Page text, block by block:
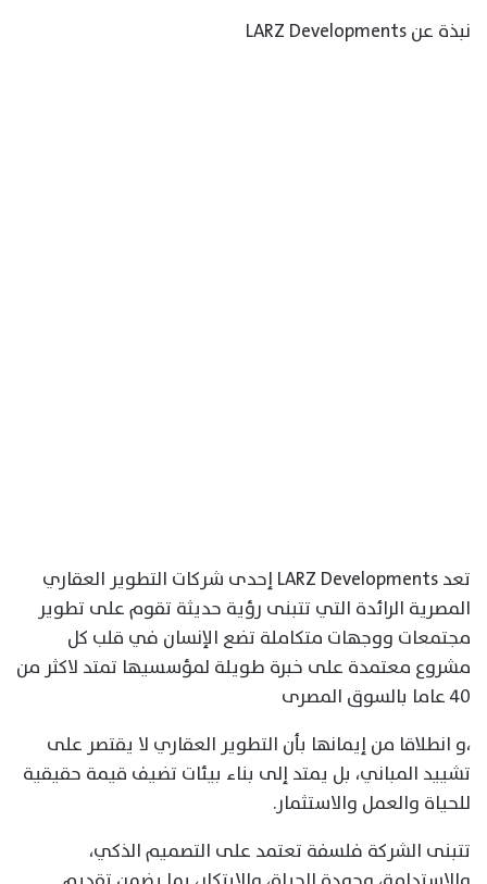
نبذة عن LARZ Developments
تعد LARZ Developments إحدى شركات التطوير العقاري
المصرية الرائدة التي تتبنى رؤية حديثة تقوم على تطوير
مجتمعات ووجهات متكاملة تضع الإنسان في قلب كل
مشروع معتمدة على خبرة طويلة لمؤسسيها تمتد لاكثر من
٤٠ عاما بالسوق المصرى
،و انطلاقا من إيمانها بأن التطوير العقاري لا يقتصر على
تشييد المباني، بل يمتد إلى بناء بيئات تضيف قيمة حقيقية
للحياة والعمل والاستثمار.
تتبنى الشركة فلسفة تعتمد على التصميم الذكي،